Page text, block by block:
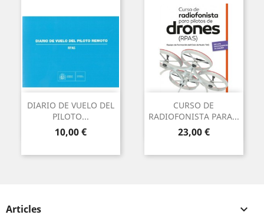
DIARIO DE VUELO DEL
PILOTO...
Preu
10,00 €
CURSO DE
RADIOFONISTA PARA...
Preu
23,00 €
Articles 